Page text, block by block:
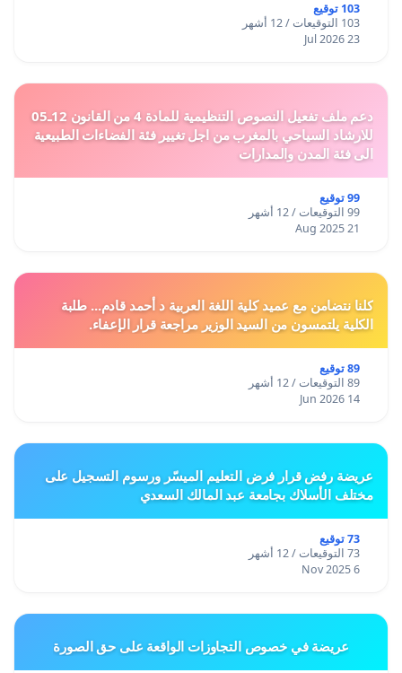
103 توقيع
103 التوقيعات / 12 أشهر
23 Jul 2026
دعم ملف تفعيل النصوص التنظيمية للمادة 4 من القانون 12ـ05
للارشاد السياحي بالمغرب من اجل تغيير فئة الفضاءات الطبيعية
الى فئة المدن والمدارات
99 توقيع
99 التوقيعات / 12 أشهر
21 Aug 2025
كلنا نتضامن مع عميد كلية اللغة العربية د أحمد قادم... طلبة
الكلية يلتمسون من السيد الوزير مراجعة قرار الإعفاء.
89 توقيع
89 التوقيعات / 12 أشهر
14 Jun 2026
عريضة رفض قرار فرض التعليم الميسّر ورسوم التسجيل على
مختلف الأسلاك بجامعة عبد المالك السعدي
73 توقيع
73 التوقيعات / 12 أشهر
6 Nov 2025
عريضة في خصوص التجاوزات الواقعة على حق الصورة